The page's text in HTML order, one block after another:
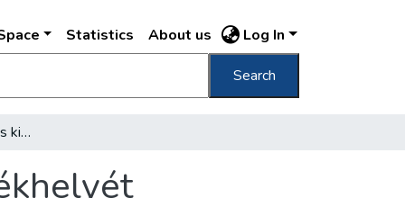
Statistics About us Log In
Search
Rekonstruálják a kalapos király budavári székhelyét